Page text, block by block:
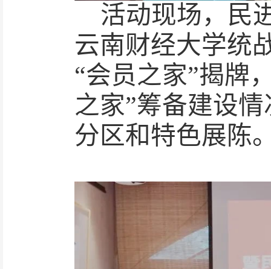
活动现场，民
云南财经大学统
“会员之家”揭牌
之家”筹备建设
分区和特色展陈